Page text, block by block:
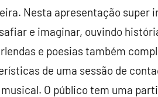
Nesta apresentação super
e imaginar, ouvindo
e poesias também
de uma sessão de
O público tem uma